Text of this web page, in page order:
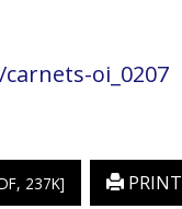
carnets-oi_0207
237K] PRINT